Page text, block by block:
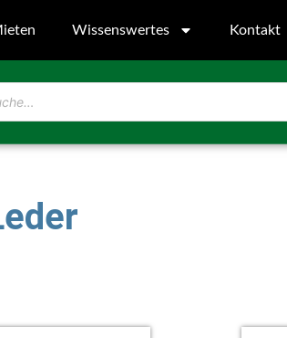
Wissenswertes Kontakt